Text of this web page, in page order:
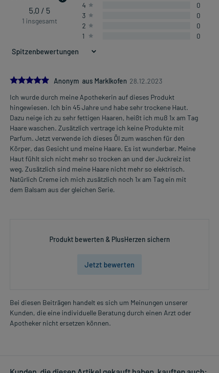
5,0 / 5
1 insgesamt
4
0
3
0
2
0
1
0
5.0Anonym aus Marklkofen 28.12.2023
Ich wurde durch meine Apothekerin auf dieses Produkt
hingewiesen. Ich bin 45 Jahre und habe sehr trockene Haut.
Dazu neige ich zu sehr fettigen Haaren, heißt ich muß 1x am Tag
Haare waschen. Zusätzlich vertrage ich keine Produkte mit
Parfum. Jetzt verwende ich dieses Öl zum waschen für den
Körper, das Gesicht und meine Haare. Es ist wunderbar. Meine
Haut fühlt sich nicht mehr so trocken an und der Juckreiz ist
weg. Zusätzlich sind meine Haare nicht mehr so elektrisch.
Natürlich Creme ich mich zusätzlich noch 1x am Tag ein mit
dem Balsam aus der gleichen Serie.
Produkt bewerten & PlusHerzen sichern
Jetzt bewerten
Bei diesen Beiträgen handelt es sich um Meinungen unserer
Kunden, die eine individuelle Beratung durch einen Arzt oder
Apotheker nicht ersetzen können.